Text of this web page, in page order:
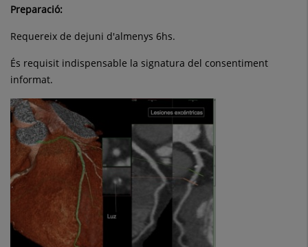
Preparació:
Requereix de dejuni d'almenys 6hs.
És requisit indispensable la signatura del consentiment
informat.